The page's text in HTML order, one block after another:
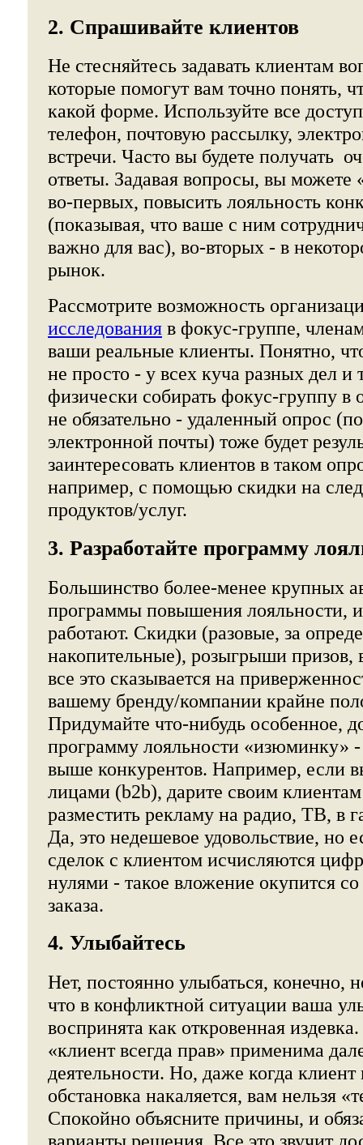
2. Спрашивайте клиентов
Не стесняйтесь задавать клиентам
которые помогут вам точно понять,
какой форме. Используйте все
телефон, почтовую рассылку,
встречи. Часто вы будете получать
ответы. Задавая вопросы, вы можете
во-первых, повысить лояльность
(показывая, что ваше с ним
важно для вас), во-вторых - в
рынок.
Рассмотрите возможность
исследования в фокус-группе,
ваши реальные клиенты. Понятно,
не просто - у всех куча разных дел и
физически собирать фокус-группу в
не обязательно - удаленный опрос
электронной почты) тоже будет
заинтересовать клиентов в таком
например, с помощью скидки на
продуктов/услуг.
3. Разработайте программу
Большинство более-менее крупных
программы повышения лояльности,
работают. Скидки (разовые, за
накопительные), розыгрыши призов,
все это сказывается на
вашему бренду/компании крайне
Придумайте что-нибудь особенное,
программу лояльности «изюминку»
выше конкурентов. Например, если
лицами (b2b), дарите своим
разместить рекламу на радио, ТВ, в
Да, это недешевое удовольствие, но
сделок с клиентом исчисляются
нулями - такое вложение окупится
заказа.
4. Улыбайтесь
Нет, постоянно улыбаться, конечно,
что в конфликтной ситуации ваша
воспринята как откровенная
«клиент всегда прав» применима
деятельности. Но, даже когда клиент
обстановка накаляется, вам нельзя
Спокойно объясните причины, и
варианты решения. Все это звучит